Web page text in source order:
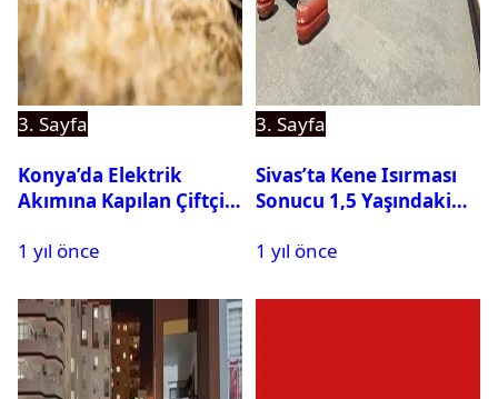
3. Sayfa
Konya’da Elektrik
Akımına Kapılan Çiftçi
1 yıl önce
3. Sayfa
Sivas’ta Kene Isırması
Sonucu 1,5 Yaşındaki
Kaybetti
1 yıl önce